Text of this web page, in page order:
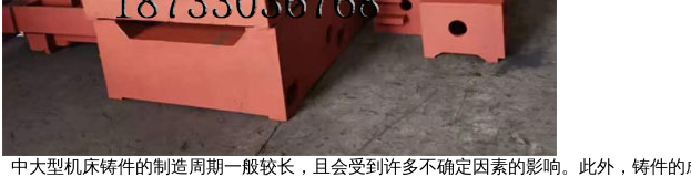
中大型机床铸件的制造周期一般较长，且会受到许多不确定因素的影响。此外，铸件